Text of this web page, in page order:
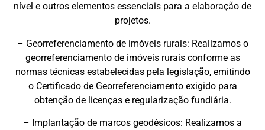
nível e outros elementos essenciais para a elaboração de
projetos.
– Georreferenciamento de imóveis rurais: Realizamos o
georreferenciamento de imóveis rurais conforme as
normas técnicas estabelecidas pela legislação, emitindo
o Certificado de Georreferenciamento exigido para
obtenção de licenças e regularização fundiária.
– Implantação de marcos geodésicos: Realizamos a